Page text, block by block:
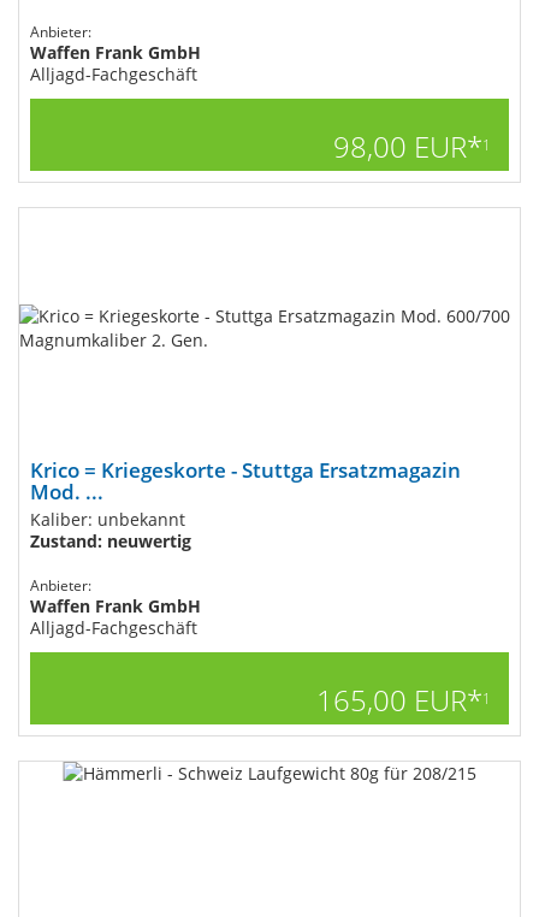
Anbieter:
Waffen Frank GmbH
Alljagd-Fachgeschäft
98,00 EUR*1
Krico = Kriegeskorte - Stuttga Ersatzmagazin
Mod. ...
Kaliber: unbekannt
Zustand: neuwertig
Anbieter:
Waffen Frank GmbH
Alljagd-Fachgeschäft
165,00 EUR*1